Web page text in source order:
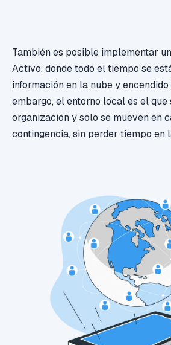
También es posible implementar
Activo, donde todo el tiempo se
información en la nube y
embargo, el entorno local es el
organización y solo se mueven en
contingencia, sin perder tiempo en